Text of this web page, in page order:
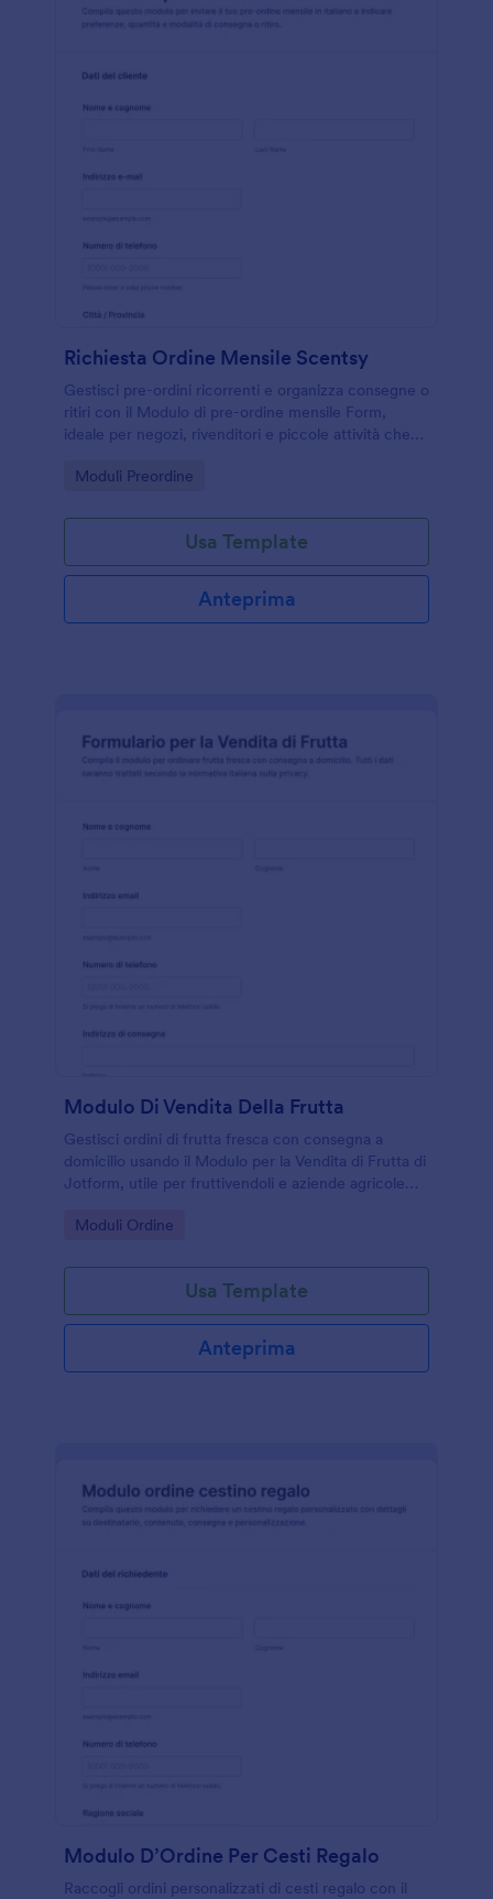
Richiesta Ordine Mensile Scentsy
Gestisci pre-ordini ricorrenti e organizza consegne o
ritiri con il Modulo di pre-ordine mensile Form,
ideale per negozi, rivenditori e piccole attività che
Go to Category:
Moduli Preordine
Usa Template
Anteprima
Modulo Di Vendita Della Frutta
Gestisci ordini di frutta fresca con consegna a
domicilio usando il Modulo per la Vendita di Frutta di
Jotform, utile per fruttivendoli e aziende agricole
organizzare le richieste online.
Go to Category:
Moduli Ordine
Usa Template
Anteprima
Modulo D’Ordine Per Cesti Regalo
Raccogli ordini personalizzati di cesti regalo con il